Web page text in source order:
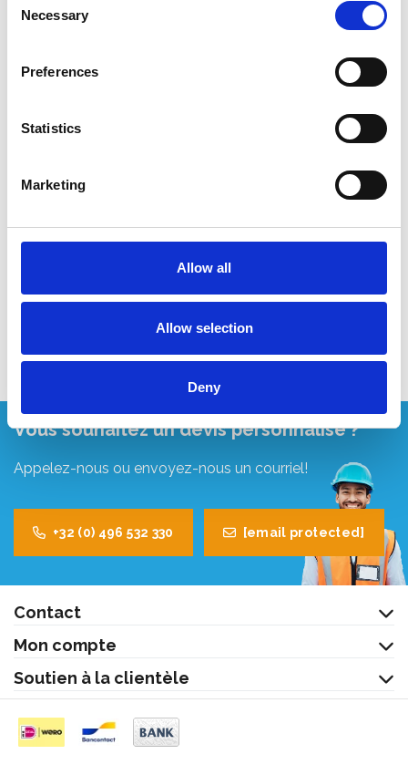
Selection
Necessary
Preferences
Statistics
Marketing
Allow all
Allow selection
Deny
AGS Pro double 135 x 190
x 6,2 m hauteur travail
HT
Afficher le produit
Échafaudage d'escalier
ASC 135x190 - 6 m
€3.782,00
Afficher le produit
Vous souhaitez un devis personnalisé ?
Appelez-nous ou envoyez-nous un courriel!
+32 (0) 496 532 330 [email protected]
Contact
Mon compte
Soutien à la clientèle